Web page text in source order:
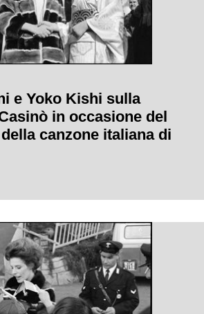
e Yoko Kishi sulla
in occasione del
canzone italiana di